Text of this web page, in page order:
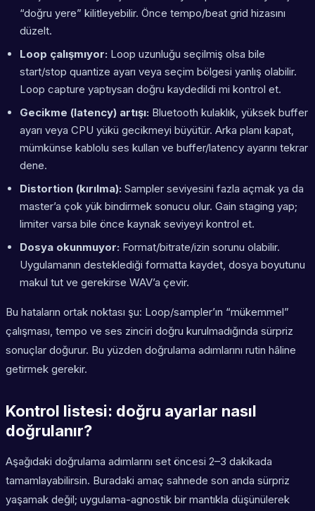
“doğru yere” kilitleyebilir. Önce tempo/beat grid hizasını
düzelt.
Loop çalışmıyor: Loop uzunluğu seçilmiş olsa bile
start/stop quantize ayarı veya seçim bölgesi yanlış olabilir.
Loop capture yaptıysan doğru kaydedildi mi kontrol et.
Gecikme (latency) artışı: Bluetooth kulaklık, yüksek buffer
ayarı veya CPU yükü gecikmeyi büyütür. Arka planı kapat,
mümkünse kablolu ses kullan ve buffer/latency ayarını tekrar
dene.
Distortion (kırılma): Sampler seviyesini fazla açmak ya da
master’a çok yük bindirmek sonucu olur. Gain staging yap;
limiter varsa bile önce kaynak seviyeyi kontrol et.
Dosya okunmuyor: Format/bitrate/izin sorunu olabilir.
Uygulamanın desteklediği formatta kaydet, dosya boyutunu
makul tut ve gerekirse WAV’a çevir.
Bu hataların ortak noktası şu: Loop/sampler’ın “mükemmel”
çalışması, tempo ve ses zinciri doğru kurulmadığında sürpriz
sonuçlar doğurur. Bu yüzden doğrulama adımlarını rutin hâline
getirmek gerekir.
Kontrol listesi: doğru ayarlar nasıl
doğrulanır?
Aşağıdaki doğrulama adımlarını set öncesi 2–3 dakikada
tamamlayabilirsin. Buradaki amaç sahnede son anda sürpriz
yaşamak değil; uygulama-agnostik bir mantıkla düşünülerek